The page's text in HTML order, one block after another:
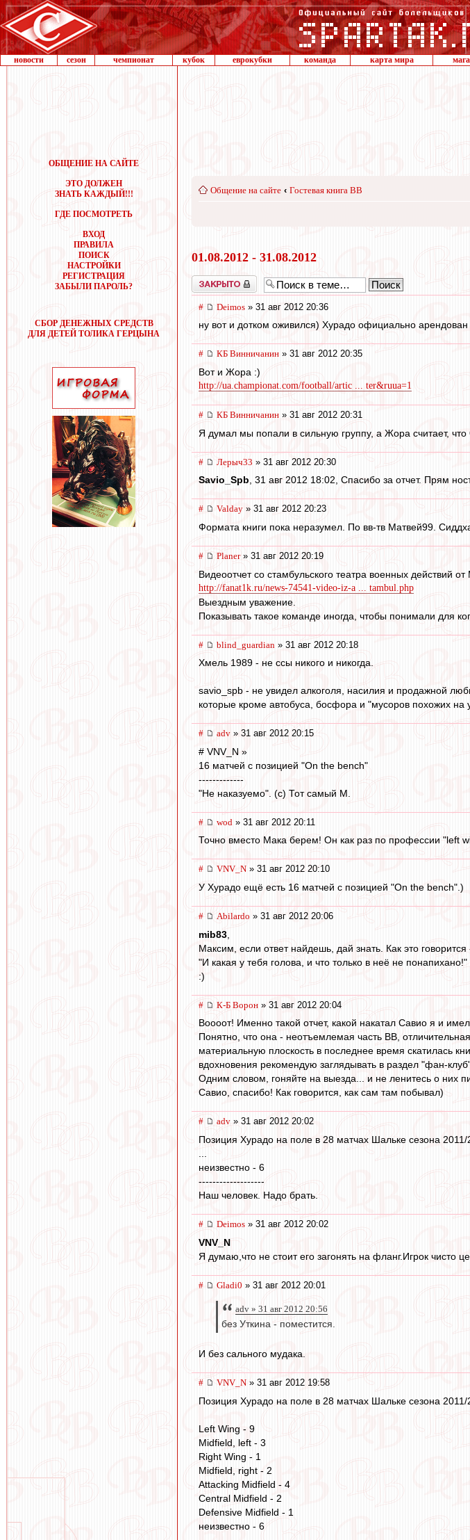
новости сезон чемпионат кубок еврокубки команда карта мира
ОБЩЕНИЕ НА САЙТЕ
ЭТО ДОЛЖЕН
ЗНАТЬ КАЖДЫЙ!!!
ГДЕ ПОСМОТРЕТЬ
ВХОД
ПРАВИЛА
ПОИСК
НАСТРОЙКИ
РЕГИСТРАЦИЯ
ЗАБЫЛИ ПАРОЛЬ?
СБОР ДЕНЕЖНЫХ СРЕДСТВ
ДЛЯ ДЕТЕЙ ТОЛИКА ГЕРЦЫНА
Общение на сайте ‹ Гостевая книга ВВ
01.08.2012 - 31.08.2012
Закрыто
# Deimos » 31 авг 2012 20:36
ну вот и дотком оживился) Хурадо официально арендован
# КБ Винничанин » 31 авг 2012 20:35
Вот и Жора :)
http://ua.championat.com/football/artic ... ter&ruua=1
# КБ Винничанин » 31 авг 2012 20:31
Я думал мы попали в сильную группу, а Жора считает,
# Лерыч33 » 31 авг 2012 20:30
Savio_Spb, 31 авг 2012 18:02, Спасибо за отчет. Прям
# Valday » 31 авг 2012 20:23
Формата книги пока неразумел. По вв-тв Матвей99.
# Planer» 31 авг 2012 20:19
Видеоотчет со стамбульского театра военных действий от
http://fanat1k.ru/news-74541-video-iz-a ... tambul.php
Выездным уважение.
Показывать такое команде иногда, чтобы понимали для
# blind_guardian » 31 авг 2012 20:18
Хмель 1989 - не ссы никого и никогда.
savio_spb - не увидел алкоголя, насилия и продажной
которые кроме автобуса, босфора и "мусоров похожих
# adv » 31 авг 2012 20:15
# VNV_N »
16 матчей с позицией "On the bench"
-------------
"Не наказуемо". (с) Тот самый М.
# wod » 31 авг 2012 20:11
Точно вместо Мака берем! Он как раз по профессии "left
# VNV_N » 31 авг 2012 20:10
У Хурадо ещё есть 16 матчей с позицией "On the bench".)
# Abilardo » 31 авг 2012 20:06
mib83
Максим, если ответ найдешь, дай знать. Как это
"И какая у тебя голова, и что только в неё не понапихано!"
:)
# К-Б Ворон » 31 авг 2012 20:04
Воооот! Именно такой отчет, какой накатал Савио я и
Понятно, что она - неотъемлемая часть ВВ,
материальную плоскость в последнее время скатилась
вдохновения рекомендую заглядывать в раздел "фан-
Одним словом, гоняйте на выезда... и не ленитесь о них
Савио, спасибо! Как говорится, как сам там побывал)
# adv » 31 авг 2012 20:02
Позиция Хурадо на поле в 28 матчах Шальке сезона
неизвестно - 6
-------------------
Наш человек. Надо брать.
# Deimos » 31 авг 2012 20:02
VNV_N
Я думаю,что не стоит его загонять на фланг.Игрок чисто
# Gladi0 » 31 авг 2012 20:01
adv » 31 авг 2012 20:56
без Уткина - поместится.
И без сального мудака.
# VNV_N » 31 авг 2012 19:58
Позиция Хурадо на поле в 28 матчах Шальке сезона
Left Wing - 9
Midfield, left - 3
Right Wing - 1
Midfield, right - 2
Attacking Midfield - 4
Central Midfield - 2
Defensive Midfield - 1
неизвестно - 6